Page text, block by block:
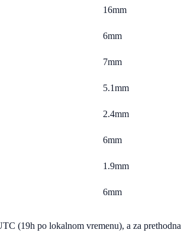
16mm
6mm
7mm
5.1mm
2.4mm
6mm
1.9mm
6mm
(19h po lokalnom vremenu), a za prethodna